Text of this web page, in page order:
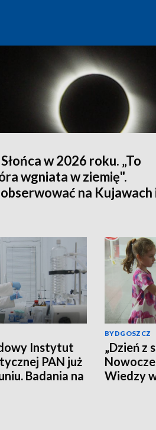
w 2026 roku. „To
wgniata w ziemię".
na Kujawach
Instytut
PAN już
Badania na
BYDGOSZCZ
„Dzień z
Wiedzy